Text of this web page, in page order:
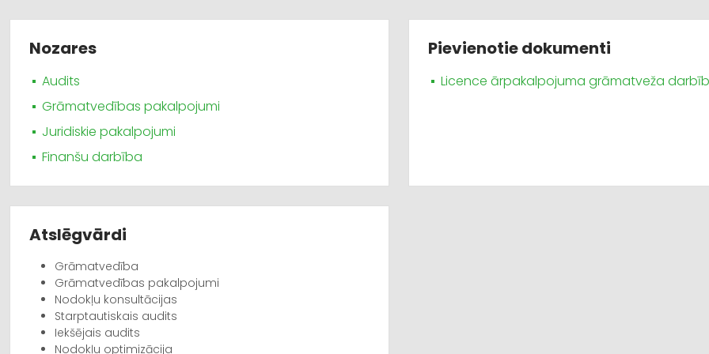
Nozares
Audits
Grāmatvedības pakalpojumi
Juridiskie pakalpojumi
Finanšu darbība
Pievienotie dokumenti
Licence ārpakalpojuma grāmatveža
Atslēgvārdi
Grāmatvedība
Grāmatvedības pakalpojumi
Nodokļu konsultācijas
Starptautiskais audits
Iekšējais audits
Nodokļu optimizācija